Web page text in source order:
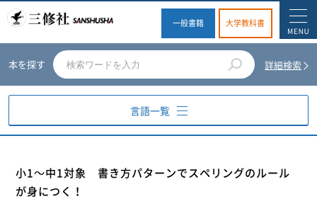
一般書籍 大学教科書
本を探す 詳細検索
言語一覧
ドイツ語
小1～中1対象 書き方パターンでスペリングのルール
が身につく！